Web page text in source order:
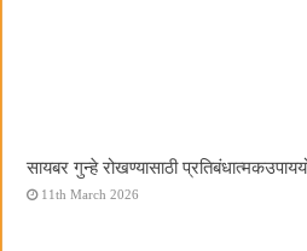
सायबर गुन्हे रोखण्यासाठी
11th March 2026